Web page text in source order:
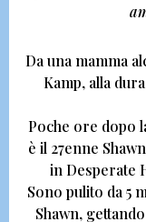
Da una mamma
Kamp, alla
Poche ore dopo
è il 27enne
in Desperate
Sono pulito da 5
Shawn,